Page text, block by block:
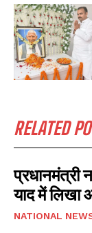
RELATED
प्रधानमंत्री
याद में लिखा
NATIONAL